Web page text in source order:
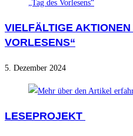
VIELFÄLTIGE
VORLESENS“
5. Dezember 2024
LESEPROJEKT